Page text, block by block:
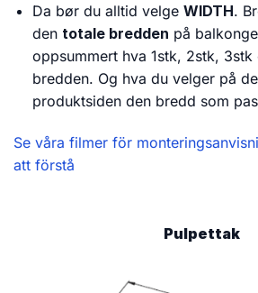
Da bør du alltid velge WIDTH.
den totale bredden på
oppsummert hva 1stk, 2stk,
bredden. Og hva du velger på
produktsiden den bredd som
Se våra filmer för
att förstå
Pulpettak